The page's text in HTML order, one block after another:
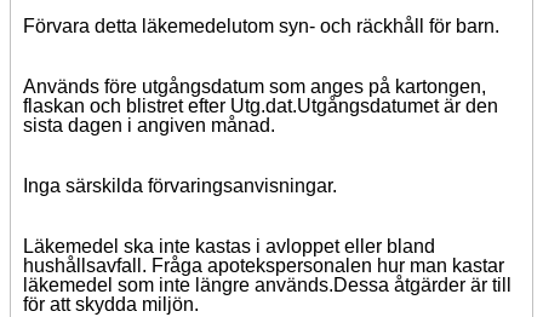
Förvara detta läkemedel utom syn- och räckhåll för barn.
Används före utgångsdatum som anges på kartongen,
flaskan och blistret efter Utg.dat.Utgångsdatumet är den
sista dagen i angiven månad.
Inga särskilda förvaringsanvisningar.
Läkemedel ska inte kastas i avloppet eller bland
hushållsavfall. Fråga apotekspersonalen hur man kastar
läkemedel som inte längre används.Dessa åtgärder är till
för att skydda miljön.